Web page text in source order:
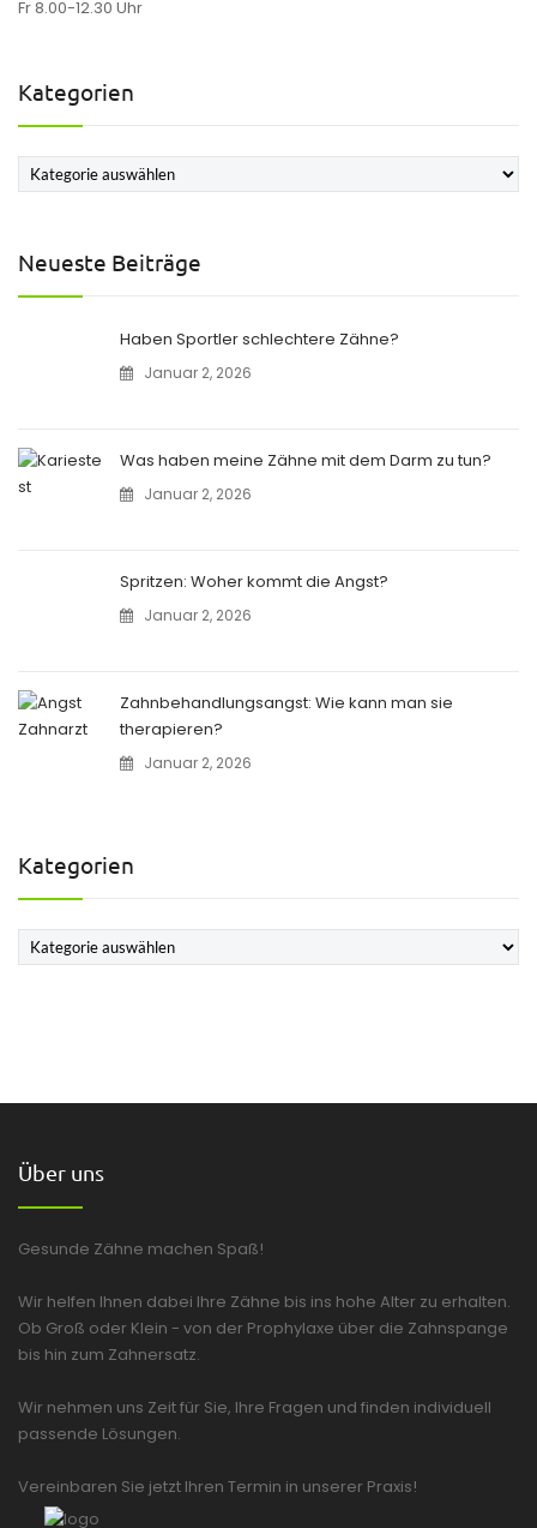
Fr 8.00-12.30 Uhr
Kategorien
Kategorien
Neueste Beiträge
Haben Sportler schlechtere Zähne?
Januar 2, 2026
Was haben meine Zähne mit dem Darm zu tun?
Januar 2, 2026
Spritzen: Woher kommt die Angst?
Januar 2, 2026
Zahnbehandlungsangst: Wie kann man sie
therapieren?
Januar 2, 2026
Kategorien
Kategorien
Über uns
Gesunde Zähne machen Spaß!
Wir helfen Ihnen dabei Ihre Zähne bis ins hohe Alter zu erhalten.
Ob Groß oder Klein - von der Prophylaxe über die Zahnspange
bis hin zum Zahnersatz.
Wir nehmen uns Zeit für Sie, Ihre Fragen und finden individuell
passende Lösungen.
Vereinbaren Sie jetzt Ihren Termin in unserer Praxis!